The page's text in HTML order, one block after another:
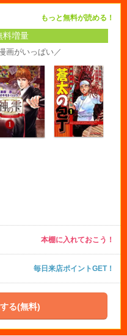
もっと無料が読める！
料増量
画がいっぱい／
本棚に入れておこう！
毎日来店ポイントGET！
る(無料)